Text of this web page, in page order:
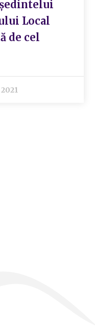
Local
de cel